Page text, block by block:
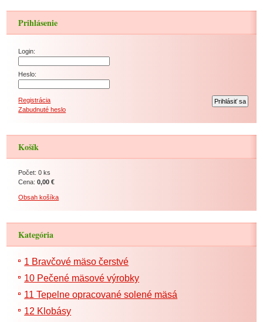
Prihlásenie
Login:
Heslo:
Registrácia
Zabudnuté heslo
Košík
Počet: 0 ks
Cena:0,00 €
Obsah košíka
Kategória
1 Bravčové mäso čerstvé
10 Pečené mäsové výrobky
11 Tepelne opracované solené mäsá
12 Klobásy